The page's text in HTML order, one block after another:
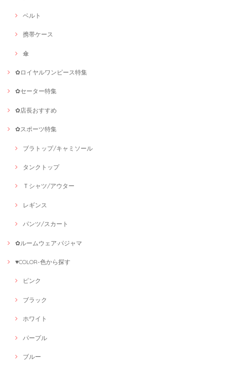
ベルト
携帯ケース
傘
✿ロイヤルワンピース特集
✿セーター特集
✿店長おすすめ
✿スポーツ特集
ブラトップ/キャミソール
タンクトップ
Ｔシャツ/アウター
レギンス
パンツ/スカート
✿ルームウェア·パジャマ
♥COLOR-色から探す
ピンク
ブラック
ホワイト
パープル
ブルー